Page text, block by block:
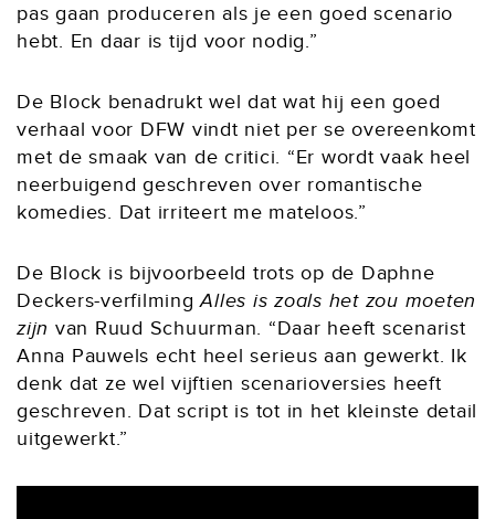
pas gaan produceren als je een goed scenario
hebt. En daar is tijd voor nodig.”
De Block benadrukt wel dat wat hij een goed
verhaal voor DFW vindt niet per se overeenkomt
met de smaak van de critici. “Er wordt vaak heel
neerbuigend geschreven over romantische
komedies. Dat irriteert me mateloos.”
De Block is bijvoorbeeld trots op de Daphne
Deckers-verfilmingAlles is zoals het zou moeten
zijn van Ruud Schuurman. “Daar heeft scenarist
Anna Pauwels echt heel serieus aan gewerkt. Ik
denk dat ze wel vijftien scenarioversies heeft
geschreven. Dat script is tot in het kleinste detail
uitgewerkt.”